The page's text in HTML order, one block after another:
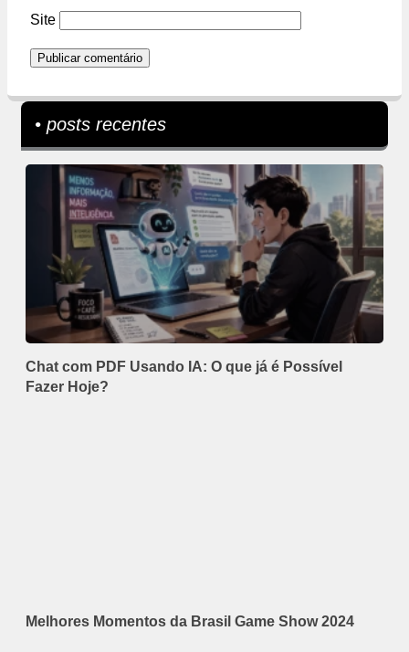
Site
• posts recentes
Chat com PDF Usando IA: O que já é Possível
Fazer Hoje?
Melhores Momentos da Brasil Game Show 2024